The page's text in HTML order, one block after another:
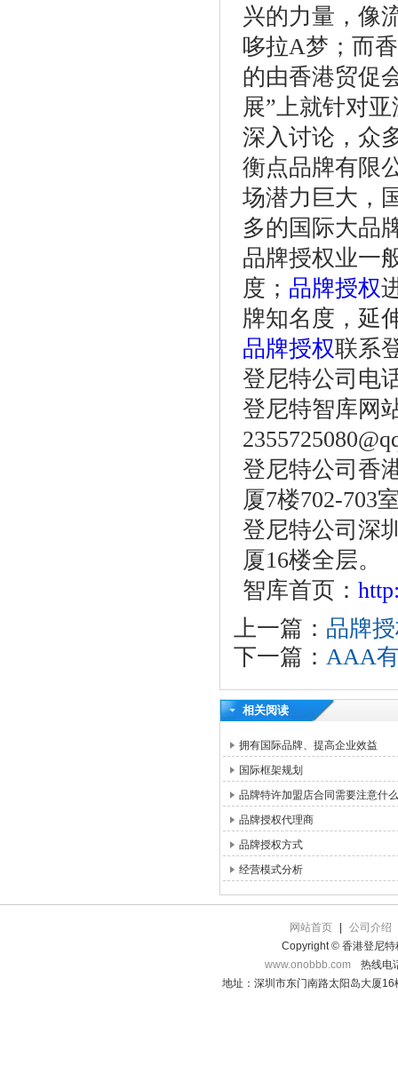
兴的力量，像
哆拉A梦；而
的由香港贸促
展”上就针对
深入讨论，众
衡点品牌有限
场潜力巨大，
多的国际大品
品牌授权业一
度； 品牌授权
牌知名度，延
品牌授权联系
登尼特公司电
登尼特智库网
登尼特公司香
厦7楼702-703
登尼特公司深
厦16楼全层。
智库首页：
上一篇： 品牌
下一篇： AAA
相关阅读
拥有国际品牌、提高企业效益
国际框架规划
品牌特许加盟店合同需要注意什么
品牌授权代理商
品牌授权方式
经营模式分析
网站首页
公司介绍
Copyright © 香港登尼特
www.onobbb.com
热线电
地址：深圳市东门南路太阳岛大厦